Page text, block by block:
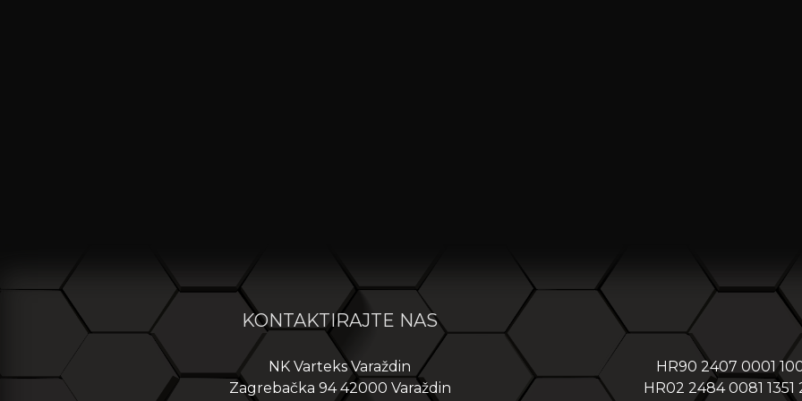
KONTAKTIRAJTE NAS
NK Varteks Varaždin
Zagrebačka 94 42000 Varaždin
HR90 2407 0001
HR02 2484 0081 1351